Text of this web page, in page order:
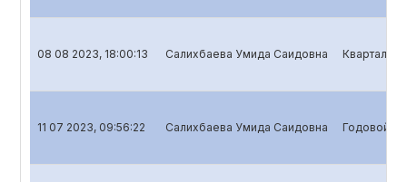
08 08 2023, 18:00:13 Салихбаева Умида Саидовна
11 07 2023, 09:56:22 Салихбаева Умида Саидовна Годовой